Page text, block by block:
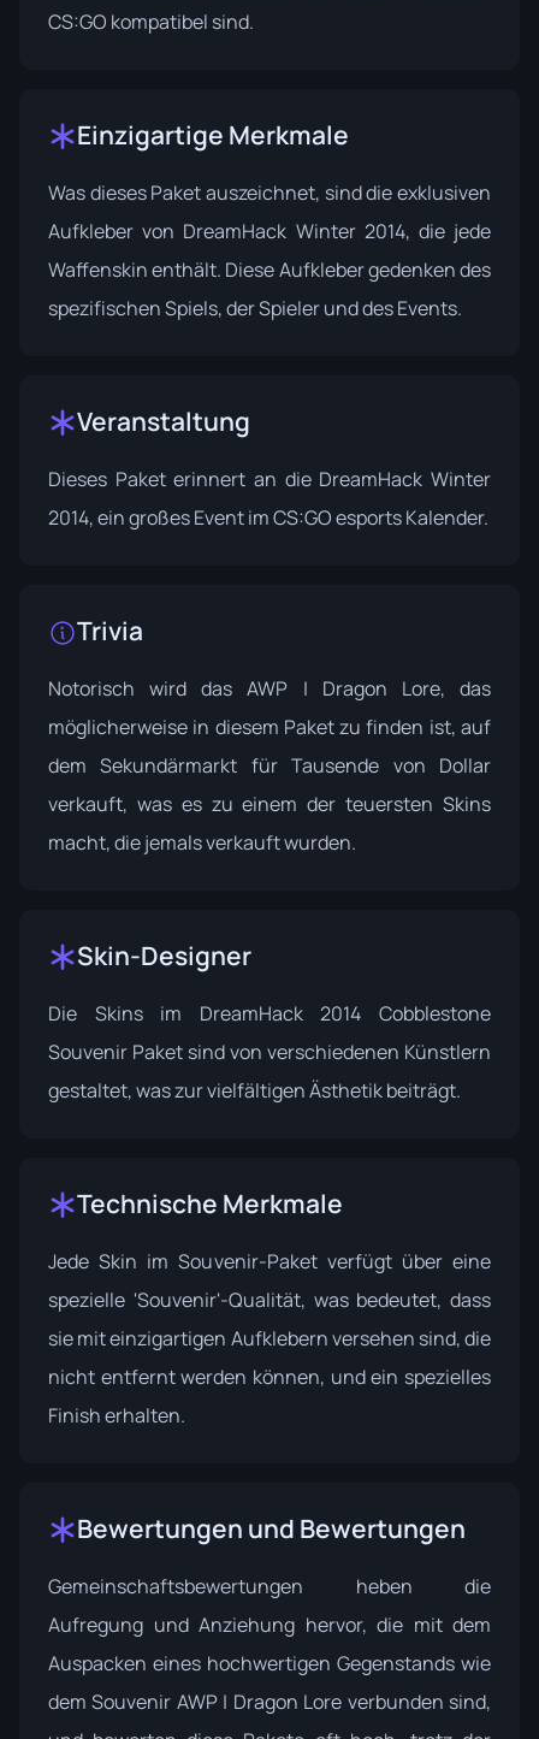
CS:GO kompatibel sind.
Einzigartige Merkmale
Was dieses Paket auszeichnet, sind die exklusiven
Aufkleber von DreamHack Winter 2014, die jede
Waffenskin enthält. Diese Aufkleber gedenken des
spezifischen Spiels, der Spieler und des Events.
Veranstaltung
Dieses Paket erinnert an die DreamHack Winter
2014, ein großes Event im CS:GO esports Kalender.
Trivia
Notorisch wird das AWP | Dragon Lore, das
möglicherweise in diesem Paket zu finden ist, auf
dem Sekundärmarkt für Tausende von Dollar
verkauft, was es zu einem der teuersten Skins
macht, die jemals verkauft wurden.
Skin-Designer
Die Skins im DreamHack 2014 Cobblestone
Souvenir Paket sind von verschiedenen Künstlern
gestaltet, was zur vielfältigen Ästhetik beiträgt.
Technische Merkmale
Jede Skin im Souvenir-Paket verfügt über eine
spezielle 'Souvenir'-Qualität, was bedeutet, dass
sie mit einzigartigen Aufklebern versehen sind, die
nicht entfernt werden können, und ein spezielles
Finish erhalten.
Bewertungen und Bewertungen
Gemeinschaftsbewertungen heben die
Aufregung und Anziehung hervor, die mit dem
Auspacken eines hochwertigen Gegenstands wie
dem Souvenir AWP | Dragon Lore verbunden sind,